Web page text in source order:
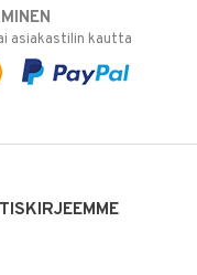
asiakastilin kautta